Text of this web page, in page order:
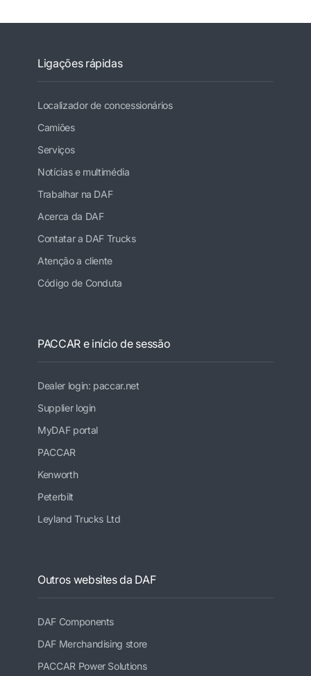
Ligações rápidas
Localizador de concessionários
Camiões
Serviços
Notícias e multimédia
Trabalhar na DAF
Acerca da DAF
Contatar a DAF Trucks
Atenção a cliente
Código de Conduta
PACCAR e início de sessão
Dealer login: paccar.net
Supplier login
MyDAF portal
PACCAR
Kenworth
Peterbilt
Leyland Trucks Ltd
Outros websites da DAF
DAF Components
DAF Merchandising store
PACCAR Power Solutions